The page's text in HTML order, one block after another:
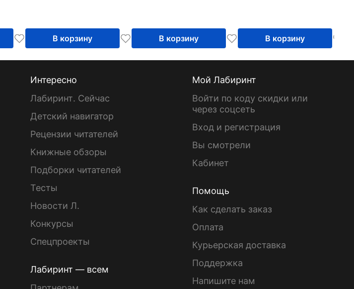
В корзину В корзину В корзину
Интересно
Лабиринт. Сейчас
Детский навигатор
Рецензии читателей
Книжные обзоры
Подборки читателей
Тесты
Новости Л.
Конкурсы
Спецпроекты
Лабиринт — всем
Мой Лабиринт
Войти по коду скидки или
через соцсеть
Вход и регистрация
Вы смотрели
Кабинет
Помощь
Как сделать заказ
Оплата
Курьерская доставка
Поддержка
Напишите нам